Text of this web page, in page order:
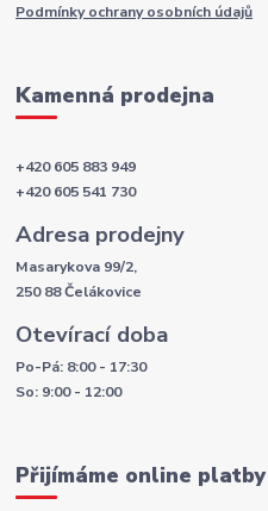
Podmínky ochrany osobních údajů
Kamenná prodejna
+420 605 883 949
+420 605 541 730
Adresa prodejny
Masarykova 99/2,
250 88 Čelákovice
Otevírací doba
Po-Pá: 8:00 - 17:30
So: 9:00 - 12:00
Přijímáme online platby